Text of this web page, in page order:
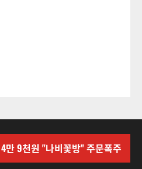
만 9천원 "나비꽃방" 주문폭주